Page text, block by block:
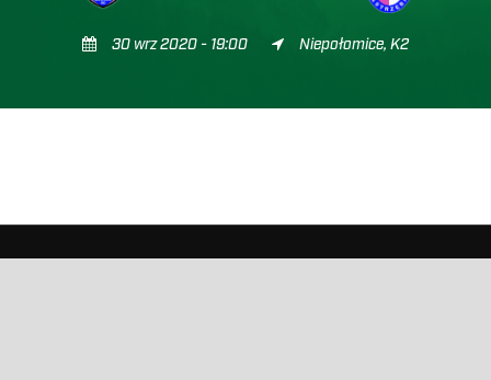
30 wrz 2020 - 19:00 Niepołomice, K2